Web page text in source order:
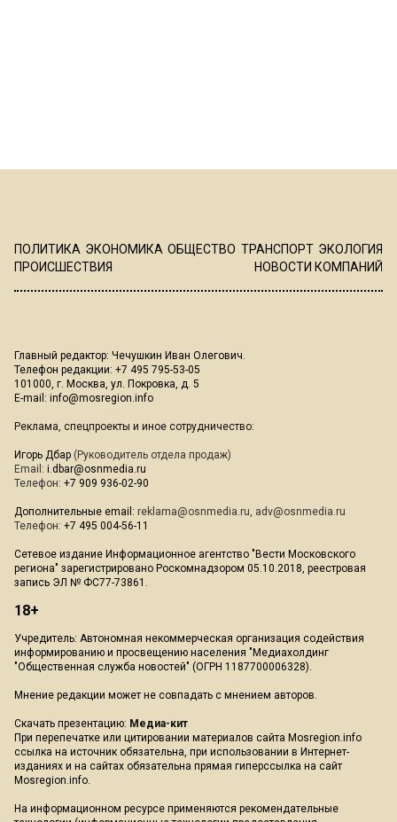
ПОЛИТИКА ЭКОНОМИКА ОБЩЕСТВО ТРАНСПОРТ ЭКОЛОГИЯ
ПРОИСШЕСТВИЯ
НОВОСТИ КОМПАНИЙ
Главный редактор: Чечушкин Иван Олегович.
Телефон редакции: +7 495 795-53-05
101000, г. Москва, ул. Покровка, д. 5
E-mail: info@mosregion.info
Реклама, спецпроекты и иное сотрудничество:
Игорь Дбар (Руководитель отдела продаж)
Email: i.dbar@osnmedia.ru
Телефон: +7 909 936-02-90
Дополнительные email: reklama@osnmedia.ru, adv@osnmedia.ru
Телефон: +7 495 004-56-11
Сетевое издание Информационное агентство "Вести Московского
региона" зарегистрировано Роскомнадзором 05.10.2018, реестровая
запись ЭЛ № ФС77-73861.
18+
Учредитель: Автономная некоммерческая организация содействия
информированию и просвещению населения "Медиахолдинг
"Общественная служба новостей" (ОГРН 1187700006328).
Мнение редакции может не совпадать с мнением авторов.
Скачать презентацию: Медиа-кит
При перепечатке или цитировании материалов сайта Mosregion.info
ссылка на источник обязательна, при использовании в Интернет-
изданиях и на сайтах обязательна прямая гиперссылка на сайт
Mosregion.info.
На информационном ресурсе применяются рекомендательные